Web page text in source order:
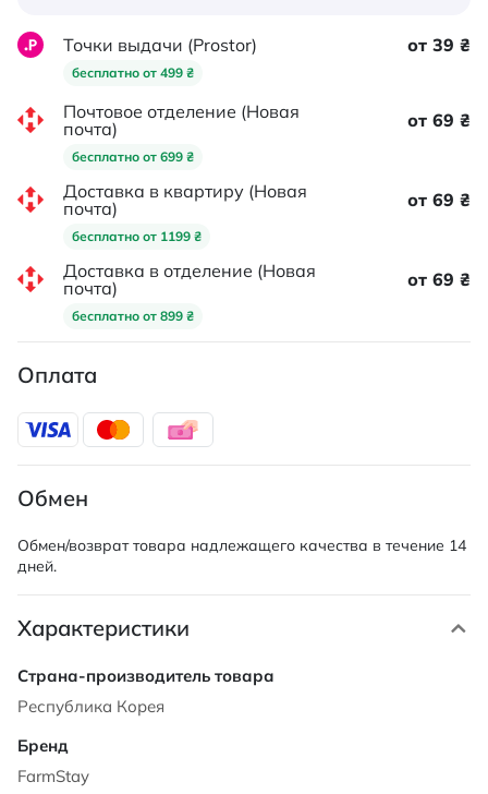
Точки выдачи (Prostor)
бесплатно от 499 ₴
от 39 ₴
Почтовое отделение (Новая
почта)
бесплатно от 699 ₴
от 69 ₴
Доставка в квартиру (Новая
почта)
бесплатно от 1199 ₴
от 69 ₴
Доставка в отделение (Новая
почта)
бесплатно от 899 ₴
от 69 ₴
Оплата
Обмен
Обмен/возврат товара надлежащего качества в течение 14
дней.
Характеристики
Характеристики
Республика Корея
FarmStay